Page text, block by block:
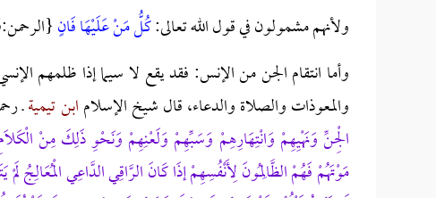
ولأنهم مشمولون في قول الله تعالى:كُلُّ مَنْ عَلَيْهَا فَانٍ{الرحمن:26}.
وأما انتقام الجن من الإنس: فقد يقع لا سيما إذا ظلمهم
والمعوذات والصلاة والدعاء، قال شيخ الإسلامابن تيميةـ
الْجِنِّ وَنَهْيِهِمْ وَانْتِهَارِهِمْ وَسَبِّهِمْ وَلَعْنِهِمْ وَنَحْوِ ذَلِكَ مِنْ
مَوْتَهُمْ فَهُمْ الظَّالِمُونَ لِأَنْفُسِهِمْ إذَا كَانَ الرَّاقِي الدَّاعِي الْمُعَالِجُ